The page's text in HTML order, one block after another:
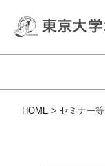
HOME セミナー等